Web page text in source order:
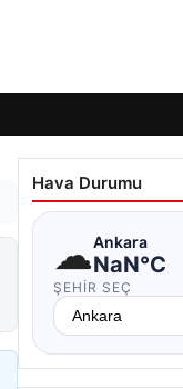
Hava Durumu
☁Ankara
NaN°C
ŞEHIR SEÇ